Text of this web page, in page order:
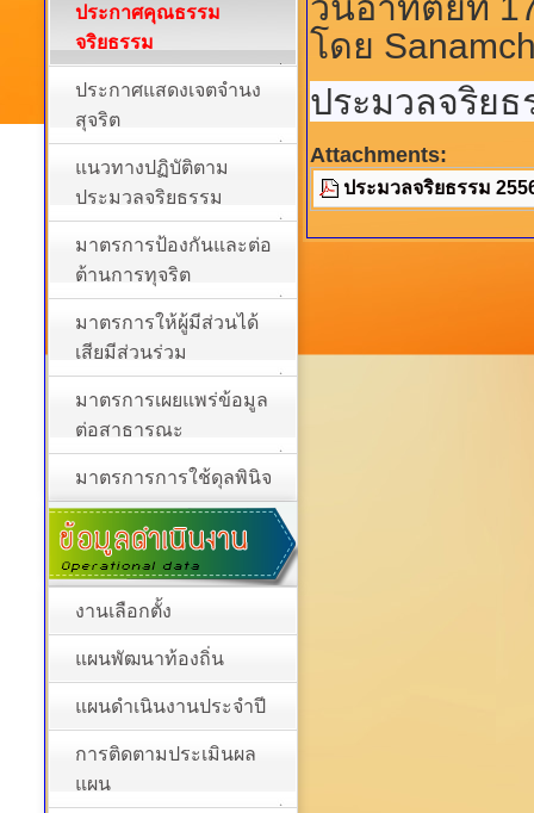
โดย
ประมวลจริย
Attachments:
ประมวลจริยธรรม
ประกาศคุณธรรม
จริยธรรม
ประกาศแสดงเจตจำนง
สุจริต
แนวทางปฏิบัติตาม
ประมวลจริยธรรม
มาตรการป้องกันและต่อ
ต้านการทุจริต
มาตรการให้ผู้มีส่วนได้
เสียมีส่วนร่วม
มาตรการเผยแพร่ข้อมูล
ต่อสาธารณะ
มาตรการการใช้ดุลพินิจ
งานเลือกตั้ง
แผนพัฒนาท้องถิ่น
แผนดำเนินงานประจำปี
การติดตามประเมินผล
แผน